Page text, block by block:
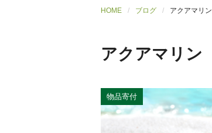
HOME ブログ アクアマリン
アクアマリン
物品寄付